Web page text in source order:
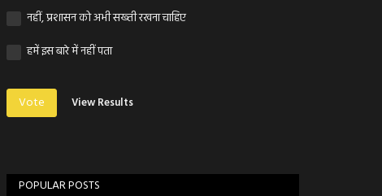
नहीं, प्रशासन को अभी सख्ती रखना चाहिए
हमें इस बारे में नहीं पता
Vote View Results
POPULAR POSTS